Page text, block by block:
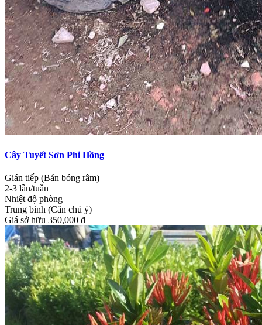
Cây Tuyết Sơn Phi Hồng
Gián tiếp (Bán bóng râm)
2-3 lần/tuần
Nhiệt độ phòng
Trung bình (Căn chú ý)
Giá sở hữu 350,000 đ